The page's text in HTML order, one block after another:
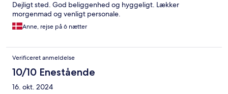
Dejligt sted. God beliggenhed og hyggeligt. Lækker
morgenmad og venligt personale.
Anne, rejse på 6 nætter
Verificeret anmeldelse
10/10 Enestående
16. okt. 2024